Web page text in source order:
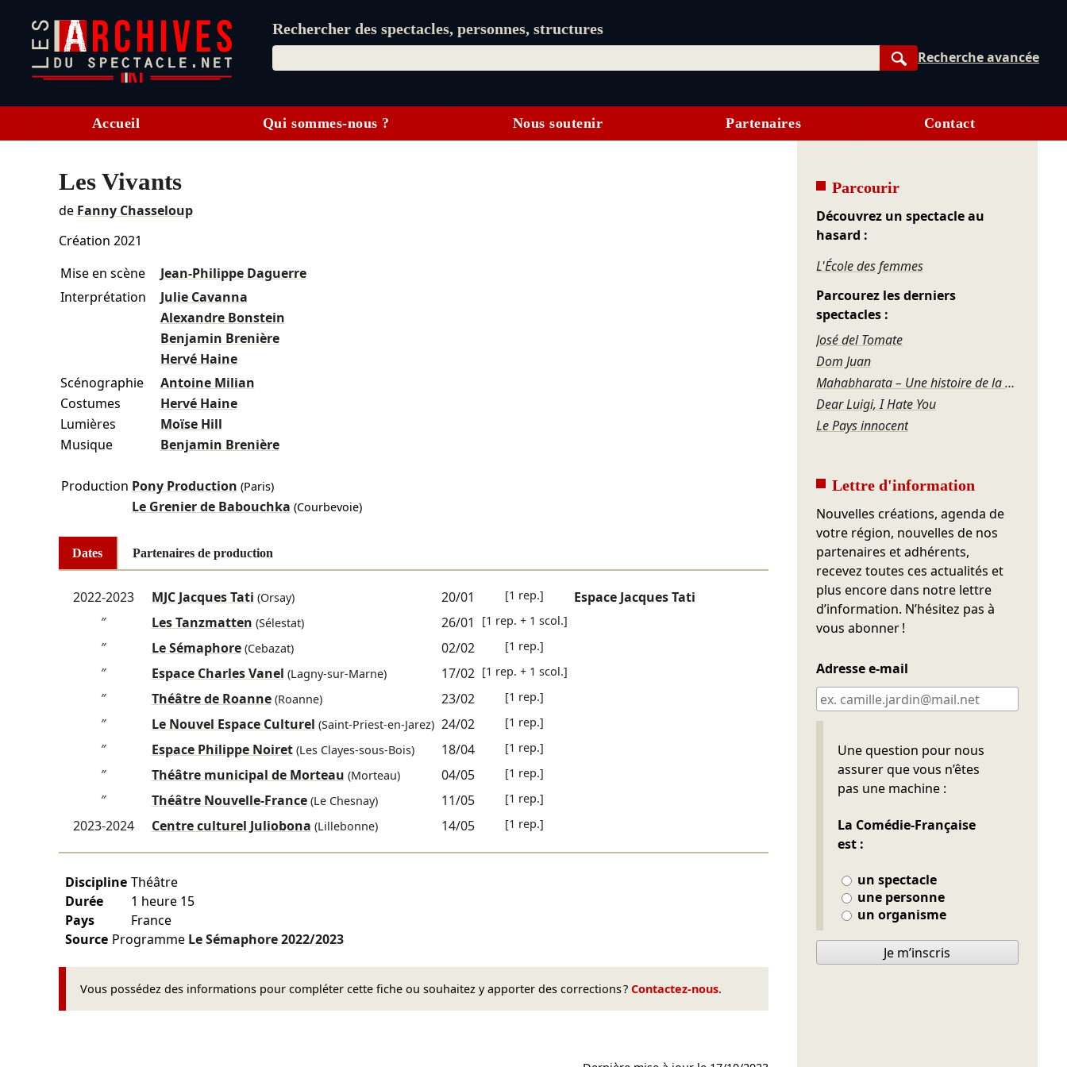
Rechercher des spectacles, personnes, structures
Rechercher
Recherche avancée
Accueil Qui sommes-nous ? Nous soutenir Partenaires Contact
Les Vivants
de Fanny Chasseloup
Création 2021
Mise en scène
Jean-Philippe Daguerre
Interprétation
Julie Cavanna
Alexandre Bonstein
Benjamin Brenière
Hervé Haine
Scénographie
Antoine Milian
Costumes
Hervé Haine
Lumières
Moïse Hill
Musique
Benjamin Brenière
Production Pony Production (Paris)
Le Grenier de Babouchka (Courbevoie)
Dates Partenaires de production
2022-2023 MJC Jacques Tati (Orsay) 20/01 [1 rep.]
Espace Jacques Tati
″
Les Tanzmatten (Sélestat) 26/01 [1 rep. + 1 scol.]
″ Le Sémaphore(Cebazat) 02/02 [1 rep.]
″ Espace Charles Vanel (Lagny-sur-Marne) 17/02 [1 rep. + 1 scol.]
″ Théâtre de Roanne(Roanne) 23/02 [1 rep.]
″ Le Nouvel Espace Culturel (Saint-Priest-en-Jarez) 24/02 [1 rep.]
″ Espace Philippe Noiret(Les Clayes-sous-Bois) 18/04 [1 rep.]
″ Théâtre municipal de Morteau (Morteau) 04/05 [1 rep.]
″ Théâtre Nouvelle-France(Le Chesnay) 11/05 [1 rep.]
2023-2024 Centre culturel Juliobona (Lillebonne) 14/05 [1 rep.]
Discipline Théâtre
Durée
1 heure 15
Pays
France
Source Programme Le Sémaphore2022/2023
Vous possédez des informations pour compléter cette fiche ou souhaitez y apporter des corrections ? Contactez-nous.
Parcourir
Découvrez un spectacle au
hasard :
L'École des femmes
Parcourez les derniers
spectacles :
José del Tomate
Dom Juan
Mahabharata – Une histoire de la violence
Dear Luigi, I Hate You
Le Pays innocent
Lettre d'information
Nouvelles créations, agenda de
votre région, nouvelles de nos
partenaires et adhérents,
recevez toutes ces actualités et
plus encore dans notre lettre
d’information. N’hésitez pas à
vous abonner !
Adresse e-mail
Une question pour nous
assurer que vous n’êtes
pas une machine :
La Comédie-Française
est :
un spectacle
une personne
un organisme
Ne pas remplir
Je m’inscris